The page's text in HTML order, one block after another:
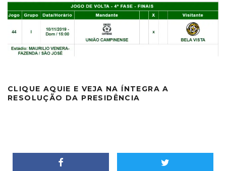
CLIQUE AQUIE E VEJA NA ÍNTEGRA A
RESOLUÇÃO DA PRESIDÊNCIA